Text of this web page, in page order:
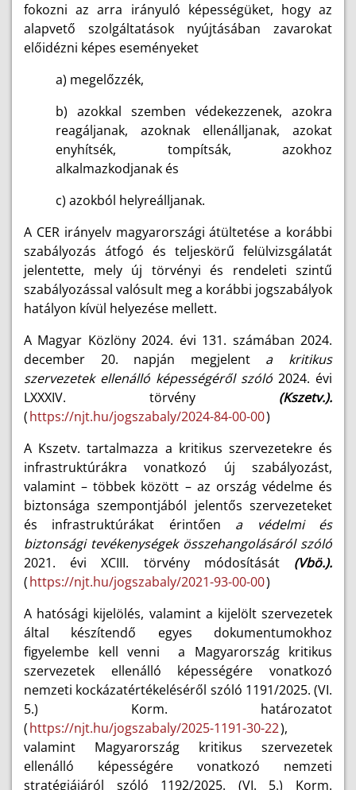
fokozni az arra irányuló képességüket, hogy az
alapvető szolgáltatások nyújtásában zavarokat
előidézni képes eseményeket
a) megelőzzék,
b) azokkal szemben védekezzenek, azokra
reagáljanak, azoknak ellenálljanak, azokat
enyhítsék, tompítsák, azokhoz
alkalmazkodjanak és
c) azokból helyreálljanak.
A CER irányelv magyarországi átültetése a korábbi
szabályozás átfogó és teljeskörű felülvizsgálatát
jelentette, mely új törvényi és rendeleti szintű
szabályozással valósult meg a korábbi jogszabályok
hatályon kívül helyezése mellett.
A Magyar Közlöny 2024. évi 131. számában 2024.
december 20. napján megjelent a kritikus
szervezetek ellenálló képességéről szóló 2024. évi
LXXXIV. törvény (Kszetv.).
(https://njt.hu/jogszabaly/2024-84-00-00)
A Kszetv. tartalmazza a kritikus szervezetekre és
infrastruktúrákra vonatkozó új szabályozást,
valamint – többek között – az ország védelme és
biztonsága szempontjából jelentős szervezeteket
és infrastruktúrákat érintően a védelmi és
biztonsági tevékenységek összehangolásáról szóló
2021. évi XCIII. törvény módosítását (Vbö.).
(https://njt.hu/jogszabaly/2021-93-00-00)
A hatósági kijelölés, valamint a kijelölt szervezetek
által készítendő egyes dokumentumokhoz
figyelembe kell venni a Magyarország kritikus
szervezetek ellenálló képességére vonatkozó
nemzeti kockázatértékeléséről szóló 1191/2025. (VI.
5.) Korm. határozatot
(https://njt.hu/jogszabaly/2025-1191-30-22),
valamint Magyarország kritikus szervezetek
ellenálló képességére vonatkozó nemzeti
stratégiájáról szóló 1192/2025. (VI. 5.) Korm.